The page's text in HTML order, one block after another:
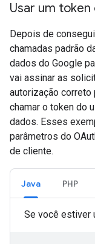
Usar um
Depois de
chamadas padrão
dados do Google
vai assinar as
autorização correto
chamar o token do
dados. Esses
parâmetros do
de cliente.
Java PHP
Se você estiver